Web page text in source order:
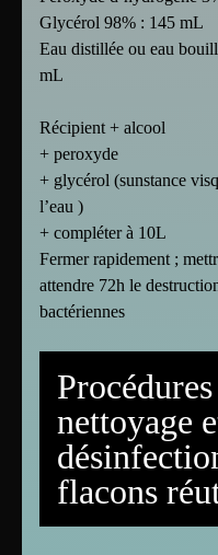
Glycérol 98% : 145 mL
Eau distillée ou eau
mL
Récipient + alcool
+ peroxyde
+ glycérol (sunstance
l’eau )
+ compléter à 10L
Fermer rapidement ;
attendre 72h le
bactériennes
nettoyage
flacons